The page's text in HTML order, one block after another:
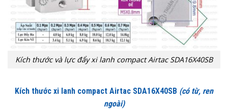
Kích thước và lực đẩy xi lanh compact Airtac SDA16X40SB
Kích thước xi lanh compact Airtac SDA16X40SB (có từ, ren
ngoài)